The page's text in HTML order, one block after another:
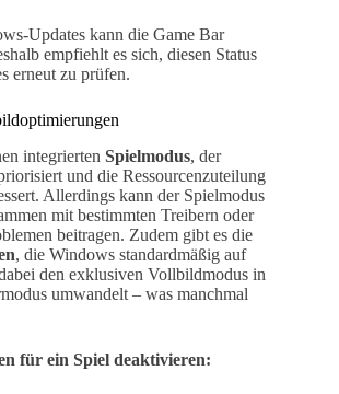
Updates kann die Game Bar
empfiehlt es sich, diesen Status
erneut zu prüfen.
integrierten Spielmodus, der
und die Ressourcenzuteilung
Allerdings kann der Spielmodus
mit bestimmten Treibern oder
beitragen. Zudem gibt es die
, die Windows standardmäßig auf
den exklusiven Vollbildmodus in
umwandelt – was manchmal
für ein Spiel deaktivieren: